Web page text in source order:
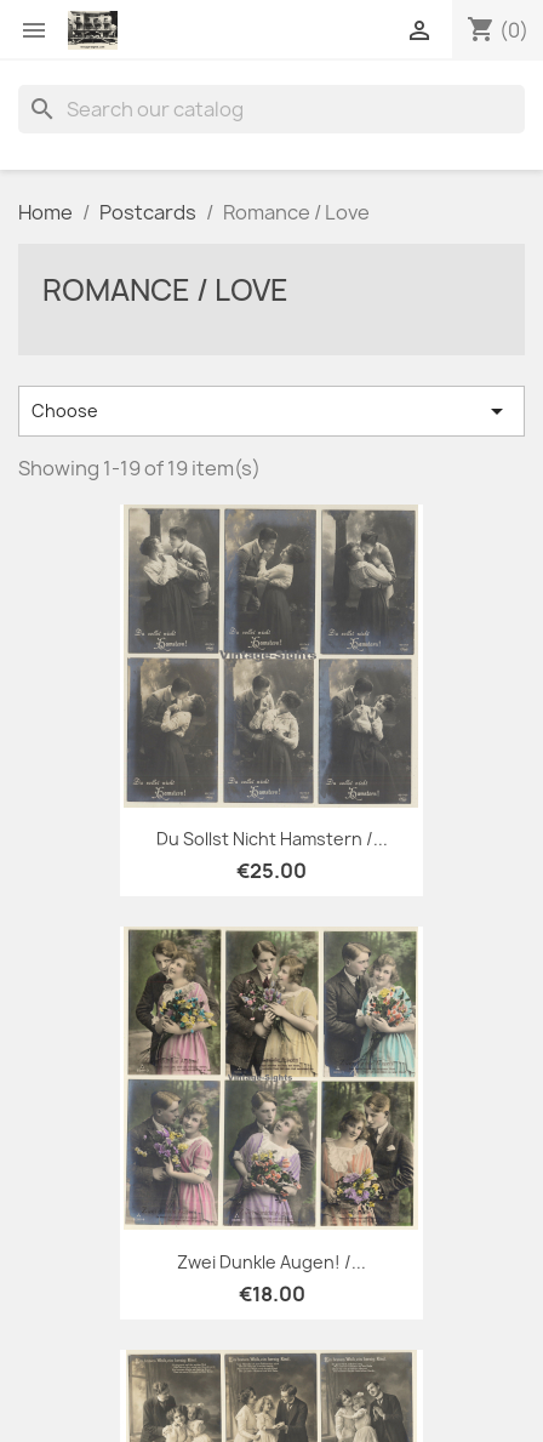
 shopping_cart (0)

search
Home Postcards Romance / Love
ROMANCE / LOVE
Choose 
Showing 1-19 of 19 item(s)
Du Sollst Nicht Hamstern /...
€25.00
Zwei Dunkle Augen! /...
€18.00